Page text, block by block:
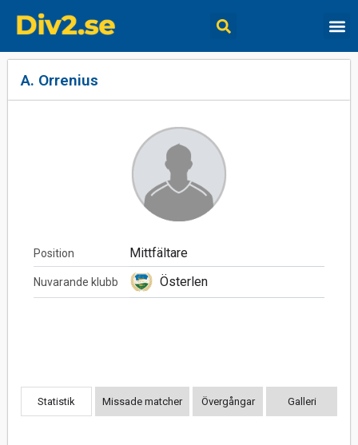
A. Orrenius
Position Mittfältare
Nuvarande klubb Österlen
Statistik Missade matcher Övergångar Galleri